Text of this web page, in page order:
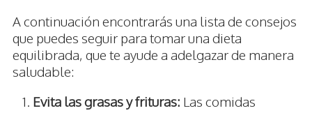
A continuación encontrarás una lista de consejos
que puedes seguir para tomar una dieta
equilibrada, que te ayude a adelgazar de manera
saludable:
Evita las grasas y frituras: Las comidas